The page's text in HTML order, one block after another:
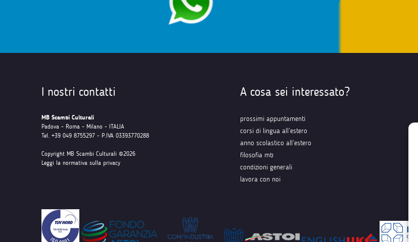
I nostri contatti
MB Scambi Culturali
Padova - Roma - Milano - ITALIA
Tel. +39 049 8755297 - P.IVA 03393770288
Copyright MB Scambi Culturali ©2026
Leggi la normativa sulla privacy
A cosa sei interessato?
prossimi appuntamenti
corsi di lingua all’estero
anno scolastico all’estero
filosofia mb
condizioni generali
lavora con noi